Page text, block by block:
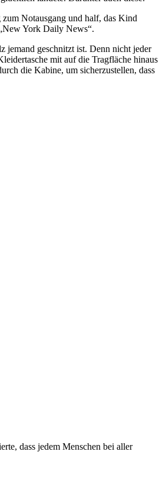
Notausgang und half, das Kind
York Daily News“.
jemand geschnitzt ist. Denn nicht jeder
mit auf die Tragfläche hinaus
die Kabine, um sicherzustellen, dass
dass jedem Menschen bei aller